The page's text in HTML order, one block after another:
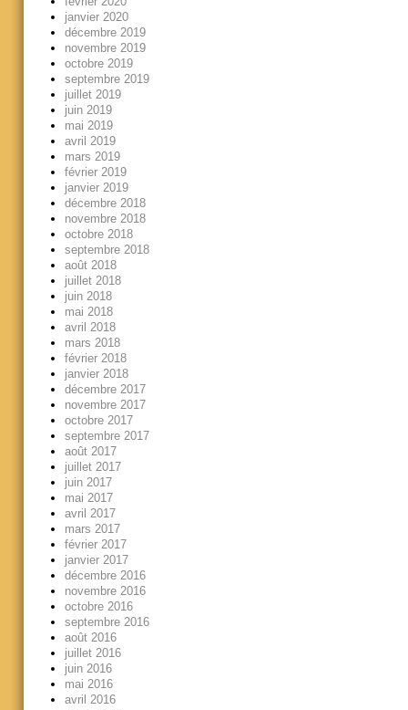
janvier 2020
décembre 2019
novembre 2019
octobre 2019
septembre 2019
juillet 2019
juin 2019
mai 2019
avril 2019
mars 2019
février 2019
janvier 2019
décembre 2018
novembre 2018
octobre 2018
septembre 2018
août 2018
juillet 2018
juin 2018
mai 2018
avril 2018
mars 2018
février 2018
janvier 2018
décembre 2017
novembre 2017
octobre 2017
septembre 2017
août 2017
juillet 2017
juin 2017
mai 2017
avril 2017
mars 2017
février 2017
janvier 2017
décembre 2016
novembre 2016
octobre 2016
septembre 2016
août 2016
juillet 2016
juin 2016
mai 2016
avril 2016